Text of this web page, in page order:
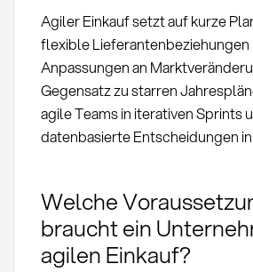
Agiler Einkauf setzt auf kurze
flexible
Anpassungen an
Gegensatz zu starren
agile Teams in iterativen Sprints
datenbasierte Entscheidungen
Welche
braucht ein
agilen Einkauf?